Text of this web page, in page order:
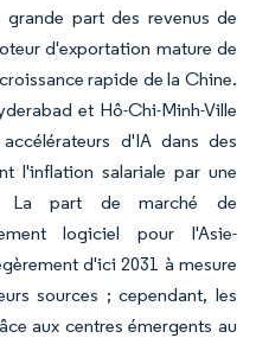
part des revenus de
d'exportation mature de
rapide de la Chine.
et Hô-Chi-Minh-Ville
d'IA dans des
l'inflation salariale par une
La part de marché de
logiciel pour l'Asie-
d'ici 2031 à mesure
sources ; cependant, les
aux centres émergents au